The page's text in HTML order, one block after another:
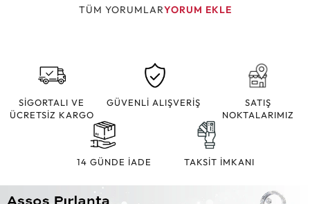
TÜM YORUMLARYORUM EKLE
SİGORTALI VE
ÜCRETSİZ KARGO
GÜVENLİ ALIŞVERİŞ
SATIŞ
NOKTALARIMIZ
14 GÜNDE İADE TAKSİT İMKANI